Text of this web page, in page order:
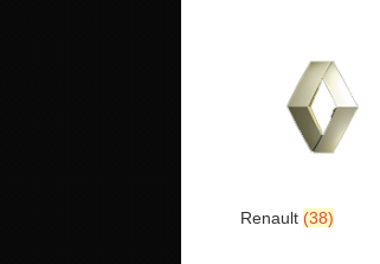
Renault (38)